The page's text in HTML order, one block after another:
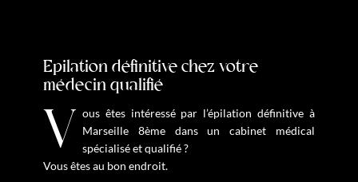
Epilation définitive chez votre
médecin qualifié
Vous êtes intéressé par l’épilation définitive à
Marseille 8ème dans un cabinet médical
spécialisé et qualifié ?
Vous êtes au bon endroit.